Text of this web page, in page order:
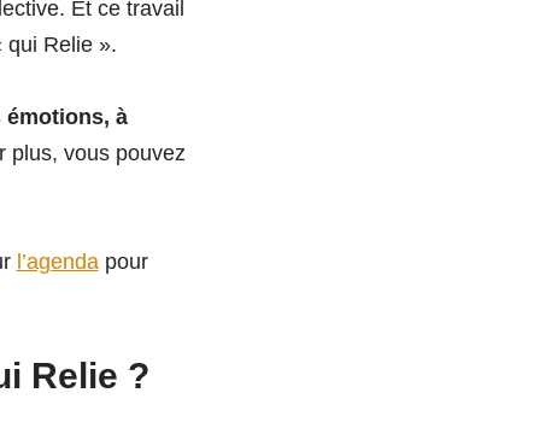
Et ce travail
qui Relie ».
à
plus, vous pouvez
l’agendapour
Relie ?